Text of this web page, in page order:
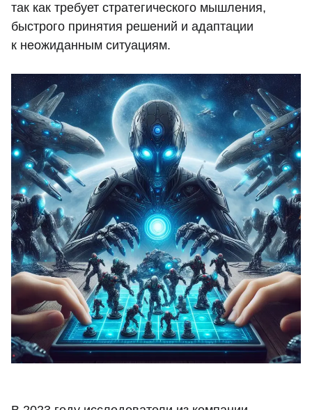
так как требует стратегического мышления,
быстрого принятия решений и адаптации
к неожиданным ситуациям.